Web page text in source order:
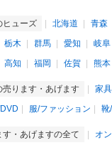
ヒューズ 北海道 青森
栃木 群馬 愛知 岐阜
高知 福岡 佐賀 熊本
売ります・あげます 家具
服/ファッション 靴
す・あげますの全て オ